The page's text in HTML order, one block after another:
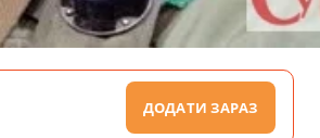
ДОДАТИ ЗАРАЗ